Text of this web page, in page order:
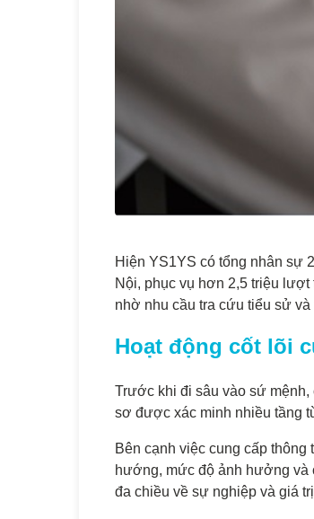
Hiện YS1YS có tổng nhân sự
Nội, phục vụ hơn 2,5 triệu
nhờ nhu cầu tra cứu tiểu sử
Hoạt động cốt lõi
Trước khi đi sâu vào sứ mệnh,
sơ được xác minh nhiều tầng
Bên cạnh việc cung cấp
hướng, mức độ ảnh hưởng và
đa chiều về sự nghiệp và giá